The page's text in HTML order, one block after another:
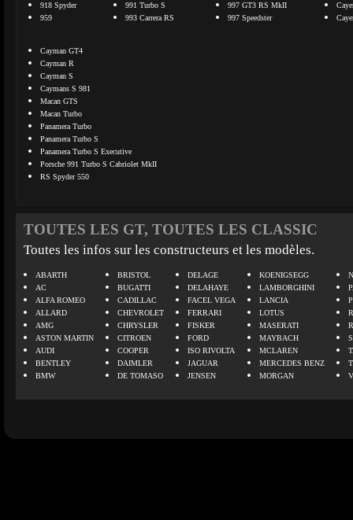
918 Spyder
959
991 Turbo S
993 Carrera RS
997 GT3 RS MkII
997 Speedster
Cayman GT4
Cayman R
Cayman S
Caymans S 981
Macan GTS
Macan Turbo
Panamera Turbo
Panamera Turbo S
Panamera Turbo S Executive
Porsche 991 Turbo S Cabriolet MkII
RS Spyder 550
TOUTES LES GT, TOUTES LES CLASSIC
Toutes les infos sur les constructeurs et les modèles.
ABARTH
AC
ALFA ROMEO
ALLARD
AMG
ASTON MARTIN
AUDI
BENTLEY
BMW
BRISTOL
BUGATTI
CADILLAC
CHEVROLET
CHRYSLER
CITROEN
COOPER
DAIMLER
DE TOMASO
DELAGE
DELAHAYE
FACEL VEGA
FERRARI
FISKER
FORD
ISO RIVOLTA
JAGUAR
JENSEN
KOENIGSEGG
LAMBORGHINI
LANCIA
LOTUS
MASERATI
MAYBACH
MCLAREN
MERCEDES BENZ
MORGAN